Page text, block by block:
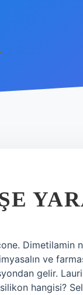
Dimetilamin
ve
gelir.
hangisi?